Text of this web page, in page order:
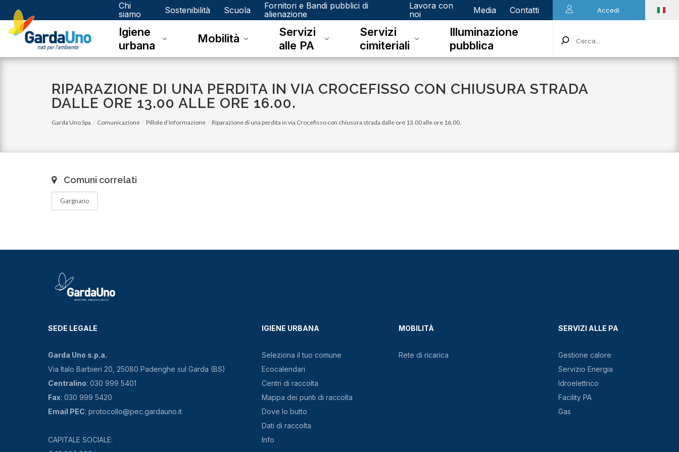
Gardauno
Spa
Chi
siamo
Sostenibilità Scuola
Fornitori e Bandi pubblici di
alienazione
Lavora con
noi
Media Contatti Accedi
Igiene
urbana
Mobilità
Servizi
alle PA
Servizi
cimiteriali
Illuminazione
pubblica
RIPARAZIONE DI UNA PERDITA IN VIA CROCEFISSO CON CHIUSURA STRADA
DALLE ORE 13.00 ALLE ORE 16.00.
Garda Uno Spa Comunicazione Pillole d'informazione Riparazione di una perdita in via Crocefisso con chiusura strada dalle ore 13.00 alle ore 16.00.
Comuni correlati
Gargnano
SEDE LEGALE
Garda Uno s.p.a.
Via Italo Barbieri 20, 25080 Padenghe sul Garda (BS)
Centralino: 030 999 5401
Fax: 030 999 5420
Email PEC: protocollo@pec.gardauno.it
CAPITALE SOCIALE:
IGIENE URBANA
Seleziona il tuo comune
Ecocalendari
Centri di raccolta
Mappa dei punti di raccolta
Dove lo butto
Dati di raccolta
Info
MOBILITÀ
Rete di ricarica
SERVIZI ALLE PA
Gestione calore
Servizio Energia
Idroelettrico
Facility PA
Gas